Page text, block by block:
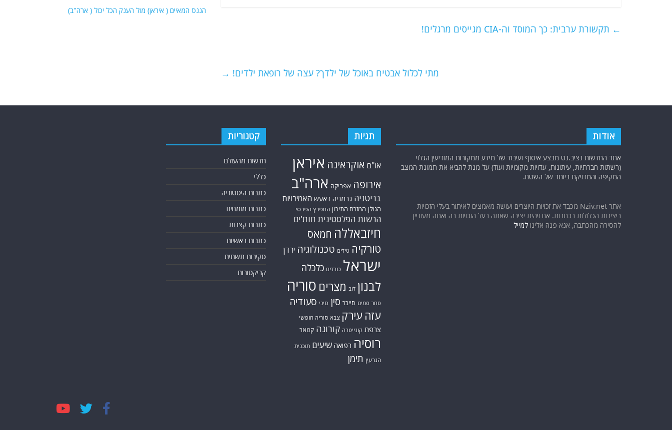
s
g
l
er
e ← תקשורת ערבית: כך המוסד וה-CIA מגייסים מרגלים!
מתי לכלול אבטיח באוכל של ילדך? עצה של רופאת ילדים! →
הננס המאיים ( איראן) מול הענק הכל יכול ( ארה"ב)
אודות
אתר החדשות נציב.נט מבצע איסוף ועיבוד של מידע ממקורות המודיעין הגלוי
(רשתות חברתיות, עיתונות, עדויות מקומיות ועוד) על מנת להביא את תמונת המצב
המקיפה והמדויקת ביותר של השטח.
אתר Nziv.net מכבד את זכויות היוצרים ועושה מאמצים לאיתור בעלי הזכויות
ביצירות הכלולות בכתבות. אם זיהית יצירה שאתה בעל הזכויות בה ואתה מעוניין
להסירה מהכתבה, אנא פנה אלינו למייל
תגיות
או"ם אוקראינה איראן
אירופה אפריקה ארה"ב
בריטניה גרמניה דאעש האמירויות
הגולן המזרח התיכון המפרץ הפרסי
הרשות הפלסטינית חות'ים
חיזבאללה חמאס
טורקיה טילים טכנולוגיה ירדן
ישראל כורדים כלכלה
לבנון לוב מצרים סוריה
סחר סמים סייבר סין סיני סעודיה
עזה עירק צבא סוריה חופשי
צרפת קונייטרה קורונה קטאר
רוסיה רפואה שיעים תוכנית
הגרעין תימן
קטגוריות
חדשות מהעולם
כללי
כתבות היסטוריה
כתבות מומחים
כתבות קצרות
כתבות ראשיות
סקירות תשתית
קריקטורות